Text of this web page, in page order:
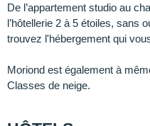
De l’appartement studio au
l’hôtellerie 2 à 5 étoiles, sans
trouvez l'hébergement qui
Moriond est également à
Classes de neige.